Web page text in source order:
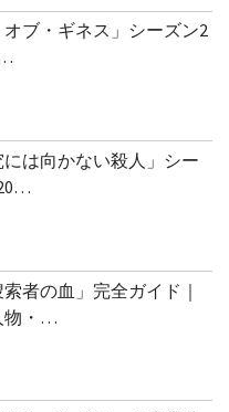
ブ・ギネス」シーズン2
は向かない殺人」シー
者の血」完全ガイド｜
物・…